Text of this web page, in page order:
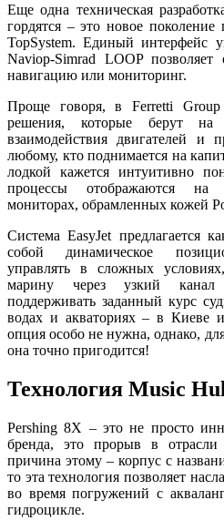
Еще одна техническая
гордятся – это новое поколение
TopSystem. Единый интерфейс
Naviop-Simrad LOOP позволяет
навигацию или мониторинг.
Проще говоря, в Ferretti Group
решения, которые берут
взаимодействия двигателей и
любому, кто поднимается на
лодкой кажется интуитивно
процессы отображаются на
мониторах, обрамленных кожей
Система EasyJet предлагается
собой динамическое
управлять в сложных
марину через узкий
поддерживать заданный курс
водах и акваториях – в Киеве
опция особо не нужна, однако,
она точно пригодится!
Технология Music
Pershing 8X – это не просто
бренда, это прорыв в
причина этому – корпус с
то эта технология позволяет
во время погружений с
гидроцикле.